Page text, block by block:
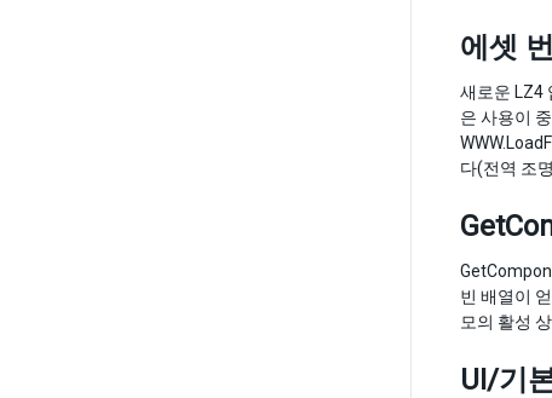
에셋
새로운 LZ4
은 사용이
다(전역 조
빈 배열이
모의 활성
UI/기